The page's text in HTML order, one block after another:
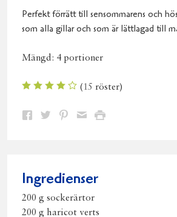
Perfekt förrätt till sensommarens och
som alla gillar och som är lättlagad till
Mängd: 4 portioner
(15 röster)
Dela Dela Dela DelaSkriv
Ingredienser
200 g sockerärtor
200 g haricot verts